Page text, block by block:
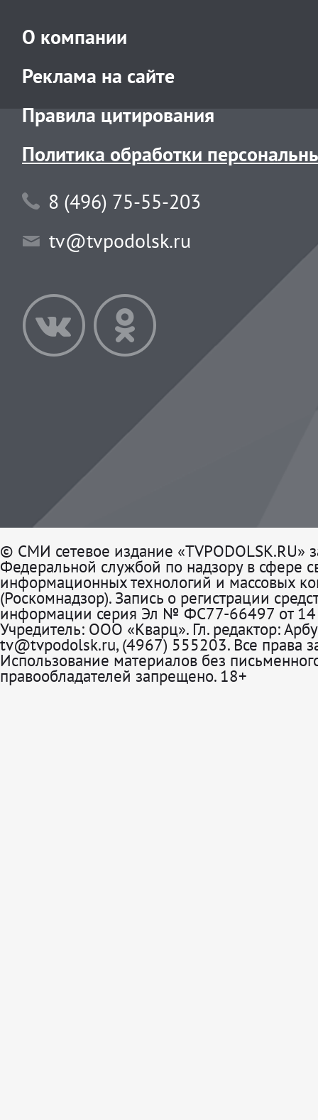
О компании
Реклама на сайте
Правила цитирования
Политика обработки
8 (496) 75-55-203
tv@tvpodolsk.ru
© СМИ сетевое издание «TVPODOLSK.RU»
Федеральной службой по надзору в сфере
информационных технологий и массовых
(Роскомнадзор). Запись о регистрации
информации серия Эл № ФС77-66497 от 14
Учредитель: ООО «Кварц». Гл. редактор:
tv@tvpodolsk.ru, (4967) 555203. Все права
Использование материалов без
правообладателей запрещено. 18+